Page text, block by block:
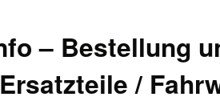
– Bestellung
/